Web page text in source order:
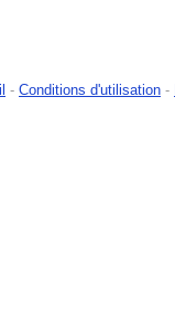
- Conditions d'utilisation -